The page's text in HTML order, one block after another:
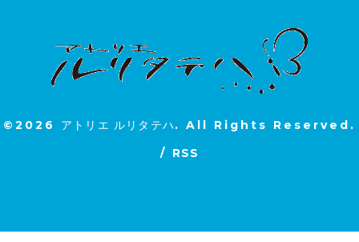
©2026 アトリエ ルリタテハ. All Rights Reserved.
/ RSS